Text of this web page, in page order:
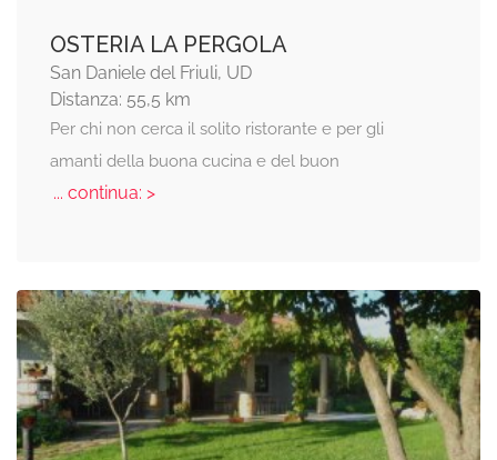
OSTERIA LA PERGOLA
San Daniele del Friuli, UD
Distanza: 55,5 km
Per chi non cerca il solito ristorante e per gli
amanti della buona cucina e del buon
... continua: >